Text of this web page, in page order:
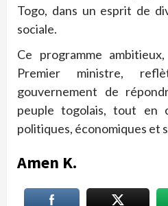
Togo, dans un esprit de
sociale.
Ce programme
Premier ministre,
gouvernement de
peuple togolais, tout en
politiques, économiques et
Amen K.